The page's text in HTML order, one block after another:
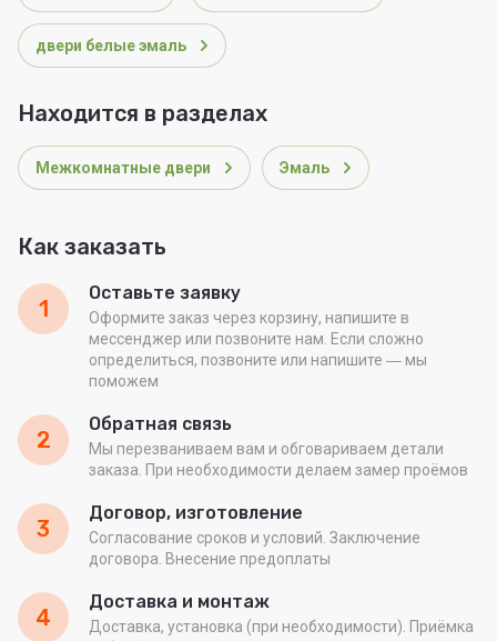
двери белые эмаль
Находится в разделах
Межкомнатные двери Эмаль
Как заказать
1
Оставьте заявку
Оформите заказ через корзину, напишите в
мессенджер или позвоните нам. Если сложно
определиться, позвоните или напишите ― мы
поможем
2
Обратная связь
Мы перезваниваем вам и обговариваем детали
заказа. При необходимости делаем замер проёмов
3
Договор, изготовление
Согласование сроков и условий. Заключение
договора. Внесение предоплаты
4
Доставка и монтаж
Доставка, установка (при необходимости). Приёмка